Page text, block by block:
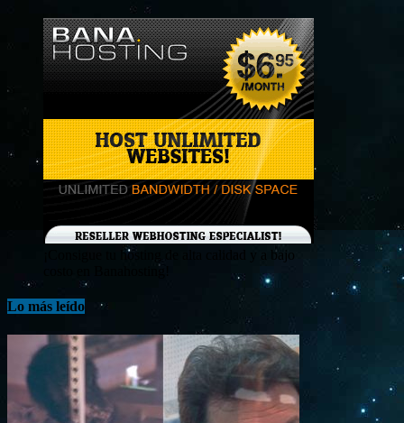
¡Consigue tu hosting de alta calidad y a bajo
costo en Banahosting!
Lo más leído